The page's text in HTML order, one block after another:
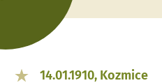
14.01.1910, Kozmice